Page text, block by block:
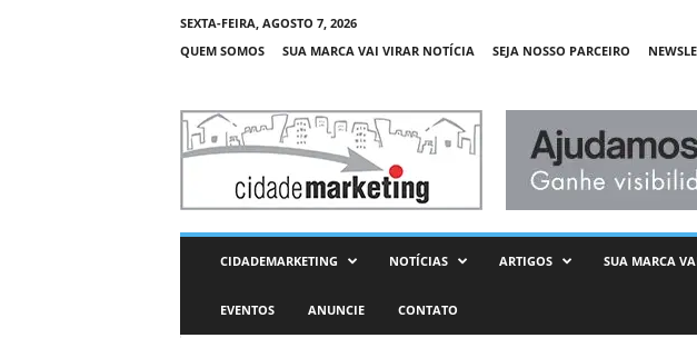
SEXTA-FEIRA, AGOSTO 7, 2026
QUEM SOMOS
SUA MARCA VAI VIRAR NOTÍCIA SEJA NOSSO PARCEIRO
C
d
CIDADEMARKETING NOTÍCIAS ARTIGOS SUA MARCA
EVENTOS ANUNCIE CONTATO